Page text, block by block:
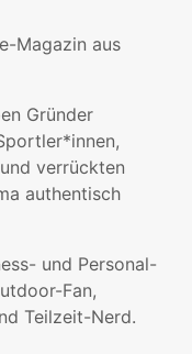
Magazin aus
Gründer
verrückten
authentisch
und Personal-
Fan,
Teilzeit-Nerd.